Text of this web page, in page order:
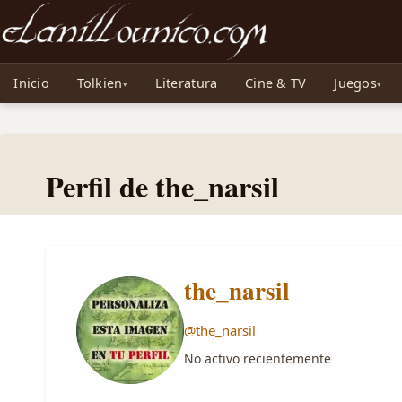
Noticias sobre Tolkien: El Señor de los Anillos, Los Anillos de Poder, La Caza de
Inicio Tolkien Literatura Cine & TV Juegos
Perfil de the_narsil
the_narsil
@the_narsil
No activo recientemente